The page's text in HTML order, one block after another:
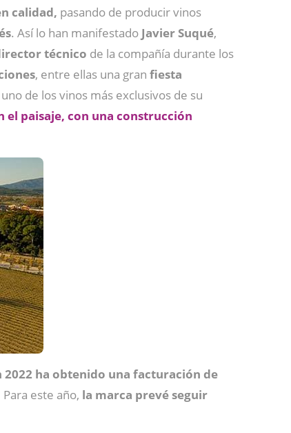
calidad, pasando de producir vinos
. Así lo han manifestado Javier Suqué,
técnico de la compañía durante los
, entre ellas una gran fiesta
de los vinos más exclusivos de su
el paisaje, con una construcción
2022 ha obtenido una facturación de
este año, la marca prevé seguir